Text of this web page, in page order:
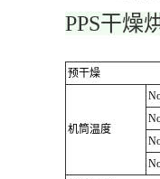
PPS干燥
预干燥
机筒温度